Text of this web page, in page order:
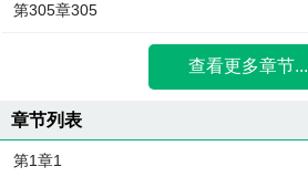
第305章305
查看更多章节...
章节列表
第1章1